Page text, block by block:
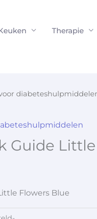
Therapie
Guide
Flowers Blue